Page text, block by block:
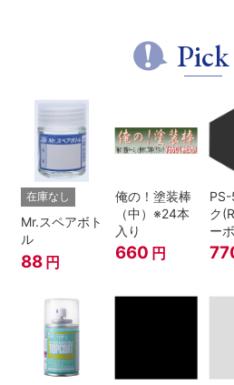
在庫なし
Mr.スペアボト
ル
88 円
俺の！塗装棒
（中）※24本
入り
660 円
ク
ー
デ